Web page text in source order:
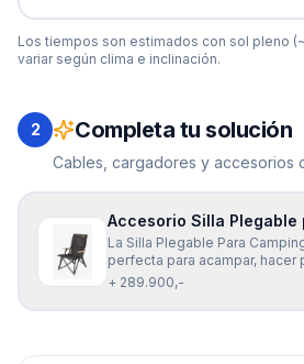
Los tiempos son estimados con sol pleno
variar según clima e inclinación.
2 Completa tu solución
Cables, cargadores y accesorios
Accesorio Silla Plegable
La Silla Plegable Para
perfecta para acampar, hacer
un bolsillo en el respaldo,
de tus actividades al aire libre.
+ 289.900,-